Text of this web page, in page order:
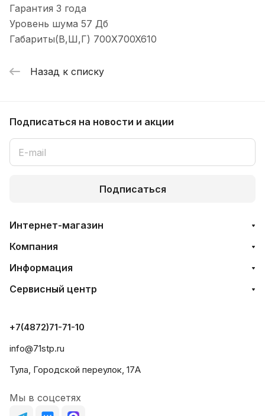
Гарантия 3 года
Уровень шума 57 Дб
Габариты(В,Ш,Г) 700X700X610
Назад к списку
Подписаться на новости и акции
Подписаться
Интернет-магазин
Компания
Информация
Сервисный центр
+7(4872)71-71-10
info@71stp.ru
Тула, Городской переулок, 17А
Мы в соцсетях